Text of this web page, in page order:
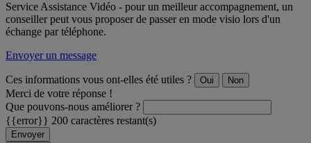
Service Assistance Vidéo - pour un meilleur accompagnement, un
conseiller peut vous proposer de passer en mode visio lors d'un
échange par téléphone.
Envoyer un message
Ces informations vous ont-elles été utiles ? Oui Non
Merci de votre réponse !
Que pouvons-nous améliorer ?
{{error}} 200 caractères restant(s)
Envoyer